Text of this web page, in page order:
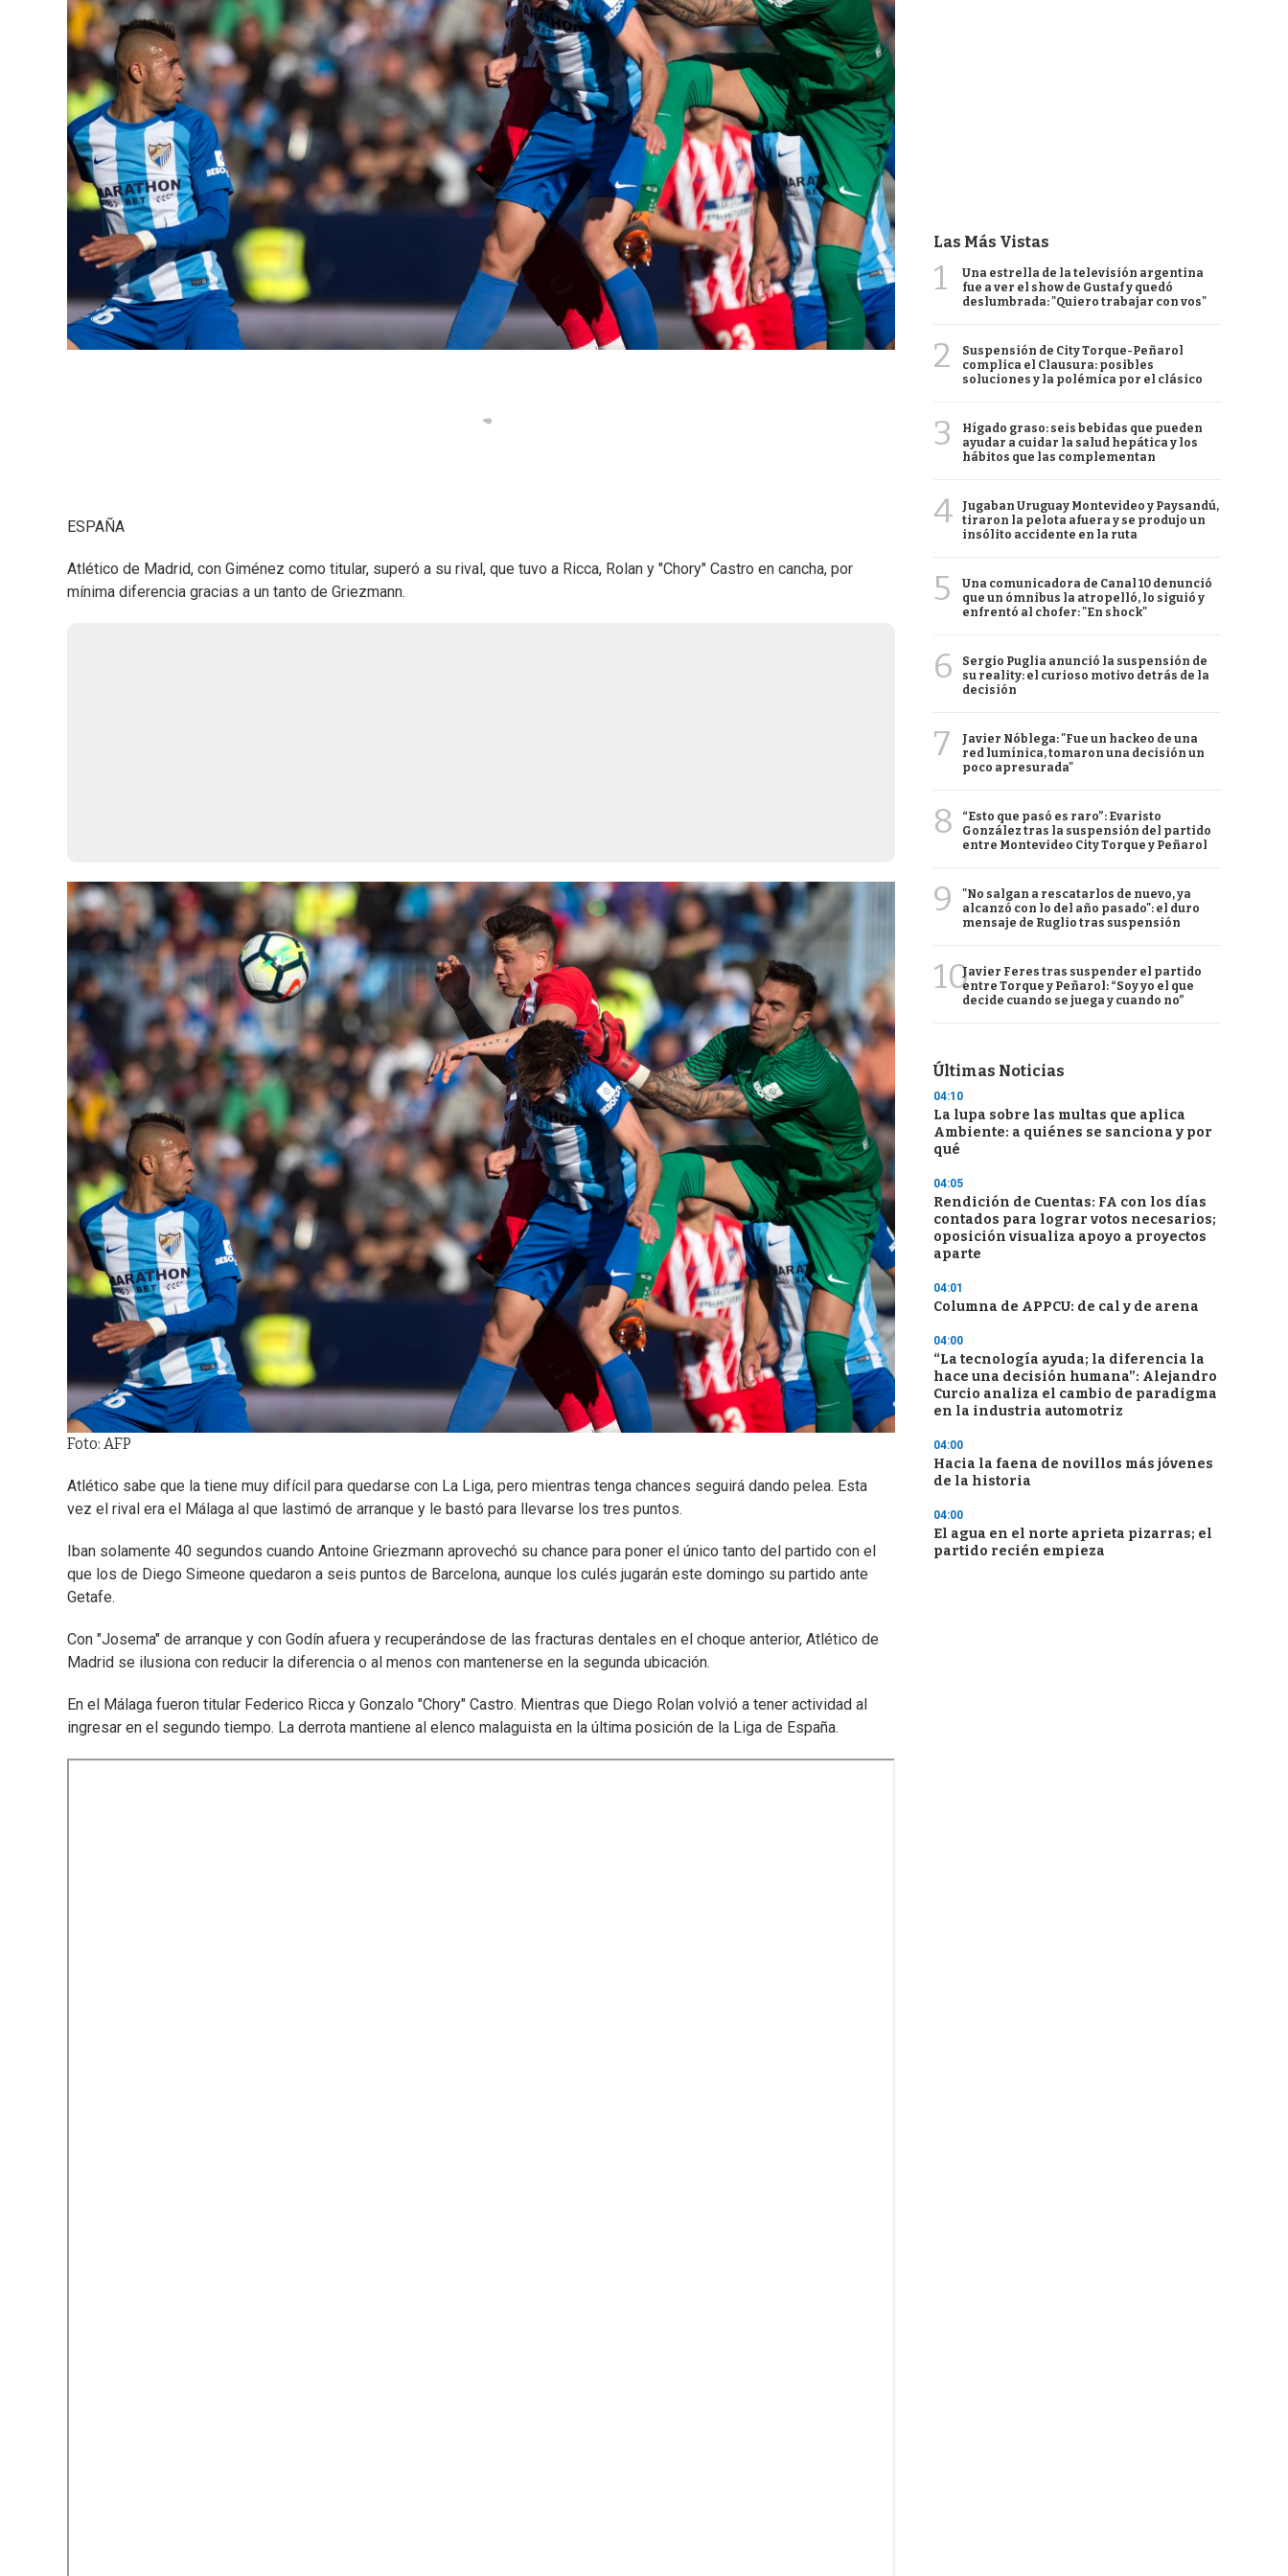
ESPAÑA
Atlético de Madrid, con Giménez como titular, superó a su rival, que tuvo a Ricca, Rolan y "Chory" Castro en cancha, por
mínima diferencia gracias a un tanto de Griezmann.
Foto: AFP
Atlético sabe que la tiene muy difícil para quedarse con La Liga, pero mientras tenga chances seguirá dando pelea. Esta
vez el rival era el Málaga al que lastimó de arranque y le bastó para llevarse los tres puntos.
Iban solamente 40 segundos cuando Antoine Griezmann aprovechó su chance para poner el único tanto del partido con el
que los de Diego Simeone quedaron a seis puntos de Barcelona, aunque los culés jugarán este domingo su partido ante
Getafe.
Con "Josema" de arranque y con Godín afuera y recuperándose de las fracturas dentales en el choque anterior, Atlético de
Madrid se ilusiona con reducir la diferencia o al menos con mantenerse en la segunda ubicación.
En el Málaga fueron titular Federico Ricca y Gonzalo "Chory" Castro. Mientras que Diego Rolan volvió a tener actividad al
ingresar en el segundo tiempo. La derrota mantiene al elenco malaguista en la última posición de la Liga de España.
Las Más Vistas
1
Una estrella de la televisión argentina
fue a ver el show de Gustaf y quedó
deslumbrada: "Quiero trabajar con vos"
2
Suspensión de City Torque-Peñarol
complica el Clausura: posibles
soluciones y la polémica por el clásico
3
Hígado graso: seis bebidas que pueden
ayudar a cuidar la salud hepática y los
hábitos que las complementan
4
Jugaban Uruguay Montevideo y Paysandú,
tiraron la pelota afuera y se produjo un
insólito accidente en la ruta
5
Una comunicadora de Canal 10 denunció
que un ómnibus la atropelló, lo siguió y
enfrentó al chofer: "En shock"
6
Sergio Puglia anunció la suspensión de
su reality: el curioso motivo detrás de la
decisión
7
Javier Nóblega: "Fue un hackeo de una
red lumínica, tomaron una decisión un
poco apresurada"
8
“Esto que pasó es raro”: Evaristo
González tras la suspensión del partido
entre Montevideo City Torque y Peñarol
9
"No salgan a rescatarlos de nuevo, ya
alcanzó con lo del año pasado": el duro
mensaje de Ruglio tras suspensión
10Javier Feres tras suspender el partido
entre Torque y Peñarol: “Soy yo el que
decide cuando se juega y cuando no”
Últimas Noticias
04:10
La lupa sobre las multas que aplica
Ambiente: a quiénes se sanciona y por
qué
04:05
Rendición de Cuentas: FA con los días
contados para lograr votos necesarios;
oposición visualiza apoyo a proyectos
aparte
04:01
Columna de APPCU: de cal y de arena
04:00
“La tecnología ayuda; la diferencia la
hace una decisión humana”: Alejandro
Curcio analiza el cambio de paradigma
en la industria automotriz
04:00
Hacia la faena de novillos más jóvenes
de la historia
04:00
El agua en el norte aprieta pizarras; el
partido recién empieza